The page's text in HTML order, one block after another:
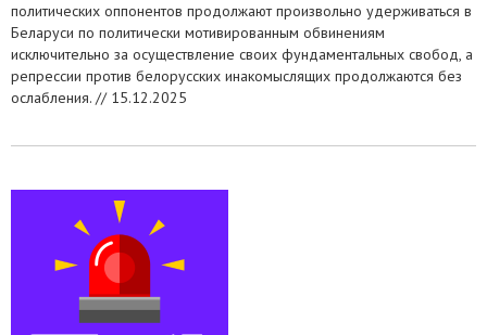
политических оппонентов продолжают произвольно удерживаться в
Беларуси по политически мотивированным обвинениям
исключительно за осуществление своих фундаментальных свобод, а
репрессии против белорусских инакомыслящих продолжаются без
ослабления. // 15.12.2025